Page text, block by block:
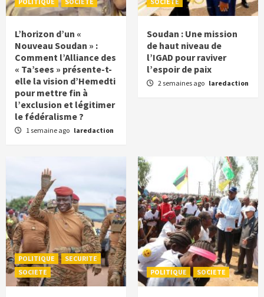
L’horizon d’un «
Nouveau Soudan » :
Comment l’Alliance des
« Ta’sees » présente-t-
elle la vision d’Hemedti
pour mettre fin à
l’exclusion et légitimer
le fédéralisme ?
1 semaine ago laredaction
Soudan : Une mission
de haut niveau de
l’IGAD pour raviver
l’espoir de paix
2 semaines ago laredaction
POLITIQUE
SECURITE
SOCIETE
POLITIQUE SOCIETE